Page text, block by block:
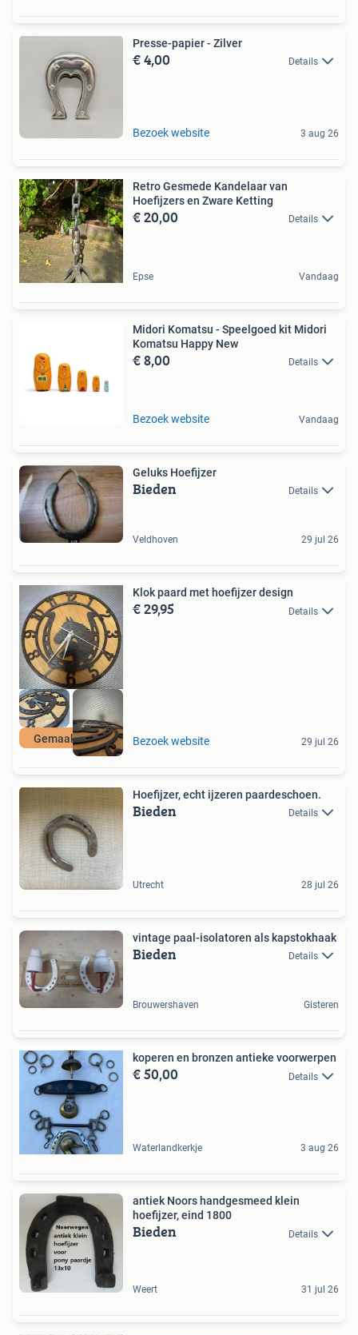
Presse-papier - Zilver
€ 4,00 Details
Bezoek website 3 aug 26
Retro Gesmede Kandelaar van
Hoefijzers en Zware Ketting
€ 20,00 Details
Epse Vandaag
Midori Komatsu - Speelgoed kit Midori
Komatsu Happy New
€ 8,00 Details
Bezoek website Vandaag
Geluks Hoefijzer
Bieden Details
Veldhoven 29 jul 26
Gemaakt in NL
Klok paard met hoefijzer design
€ 29,95 Details
Bezoek website 29 jul 26
Hoefijzer, echt ijzeren paardeschoen.
Bieden Details
Utrecht 28 jul 26
vintage paal-isolatoren als kapstokhaak
Bieden Details
Brouwershaven Gisteren
koperen en bronzen antieke voorwerpen
€ 50,00 Details
Waterlandkerkje 3 aug 26
antiek Noors handgesmeed klein
hoefijzer, eind 1800
Bieden Details
Weert 31 jul 26